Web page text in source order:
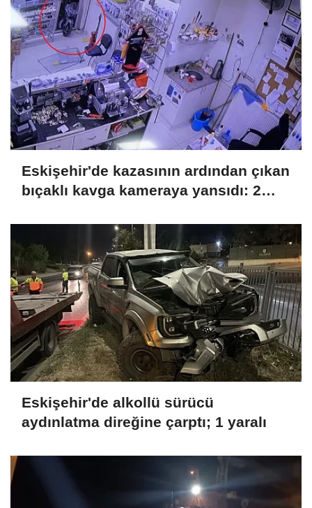
Eskişehir'de kazasının ardından çıkan
bıçaklı kavga kameraya yansıdı: 2
Eskişehir'de alkollü sürücü
aydınlatma direğine çarptı; 1 yaralı